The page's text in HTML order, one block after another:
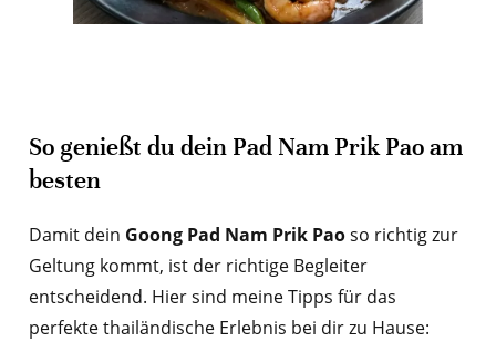
So genießt du dein Pad Nam Prik Pao am
besten
Damit dein Goong Pad Nam Prik Paoso richtig zur
Geltung kommt, ist der richtige Begleiter
entscheidend. Hier sind meine Tipps für das
perfekte thailändische Erlebnis bei dir zu Hause: